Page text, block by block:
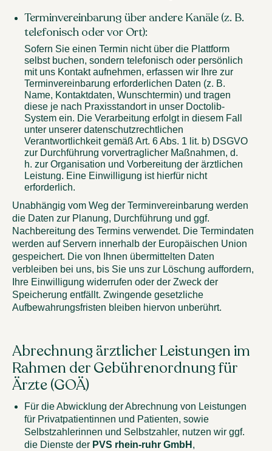
Terminvereinbarung über andere Kanäle (z. B.
telefonisch oder vor Ort):
Sofern Sie einen Termin nicht über die Plattform
selbst buchen, sondern telefonisch oder persönlich
mit uns Kontakt aufnehmen, erfassen wir Ihre zur
Terminvereinbarung erforderlichen Daten (z. B.
Name, Kontaktdaten, Wunschtermin) und tragen
diese je nach Praxisstandort in unser Doctolib-
System ein. Die Verarbeitung erfolgt in diesem Fall
unter unserer datenschutzrechtlichen
Verantwortlichkeit gemäß Art. 6 Abs. 1 lit. b) DSGVO
zur Durchführung vorvertraglicher Maßnahmen, d.
h. zur Organisation und Vorbereitung der ärztlichen
Leistung. Eine Einwilligung ist hierfür nicht
erforderlich.
Unabhängig vom Weg der Terminvereinbarung werden
die Daten zur Planung, Durchführung und ggf.
Nachbereitung des Termins verwendet. Die Termindaten
werden auf Servern innerhalb der Europäischen Union
gespeichert. Die von Ihnen übermittelten Daten
verbleiben bei uns, bis Sie uns zur Löschung auffordern,
Ihre Einwilligung widerrufen oder der Zweck der
Speicherung entfällt. Zwingende gesetzliche
Aufbewahrungsfristen bleiben hiervon unberührt.
Abrechnung ärztlicher Leistungen im
Rahmen der Gebührenordnung für
Ärzte (GOÄ)
Für die Abwicklung der Abrechnung von Leistungen
für Privatpatientinnen und Patienten, sowie
Selbstzahlerinnen und Selbstzahler, nutzen wir ggf.
die Dienste der PVS rhein-ruhr GmbH ,